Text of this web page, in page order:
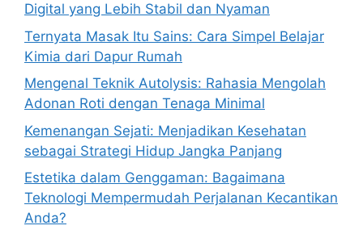
Digital yang Lebih Stabil dan Nyaman
Ternyata Masak Itu Sains: Cara Simpel Belajar
Kimia dari Dapur Rumah
Mengenal Teknik Autolysis: Rahasia Mengolah
Adonan Roti dengan Tenaga Minimal
Kemenangan Sejati: Menjadikan Kesehatan
sebagai Strategi Hidup Jangka Panjang
Estetika dalam Genggaman: Bagaimana
Teknologi Mempermudah Perjalanan Kecantikan
Anda?